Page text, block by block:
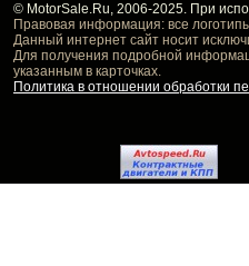
© MotorSale.Ru, 2006-2025. При
Правовая информация: все
Данный интернет сайт носит
Для получения подробной
указанным в карточках.
Политика в отношении обработки